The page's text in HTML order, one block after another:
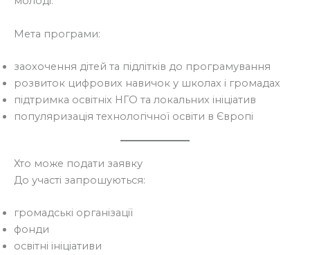
Мета програми:
заохочення дітей та підлітків до програмування
розвиток цифрових навичок у школах і громадах
підтримка освітніх НГО та локальних ініціатив
популяризація технологічної освіти в Європі
Хто може подати заявку
До участі запрошуються:
громадські організації
фонди
освітні ініціативи